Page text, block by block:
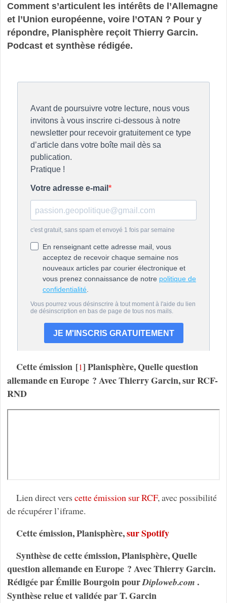
Comment s’articulent les intérêts de l’Allemagne
et l’Union européenne, voire l’OTAN ? Pour y
répondre, Planisphère reçoit Thierry Garcin.
Podcast et synthèse rédigée.
Cette émission[1]Planisphère, Quelle question
allemande en Europe ? Avec Thierry Garcin, sur RCF-
RND
Lien direct vers cette émission sur RCF, avec possibilité
de récupérer l’iframe.
Cette émission, Planisphère,sur Spotify
Synthèse de cette émission, Planisphère, Quelle
question allemande en Europe ? Avec Thierry Garcin.
Rédigée par Émilie Bourgoin pourDiploweb.com .
Synthèse relue et validée par T. Garcin